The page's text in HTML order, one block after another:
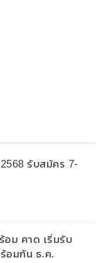
รับสมัคร 7-
อม คาด เริ่มรับ
อมกัน ธ.ค.